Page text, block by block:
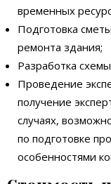
временных
Подготовка
ремонта здания;
Разработка
Проведение
получение
случаях,
по подготовке
особенностями